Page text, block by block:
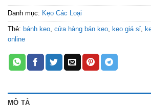
Danh mục: Kẹo Các Loại
Thẻ: bánh kẹo, cửa hàng bán kẹo, kẹo giá sỉ,
online
MÔ TẢ